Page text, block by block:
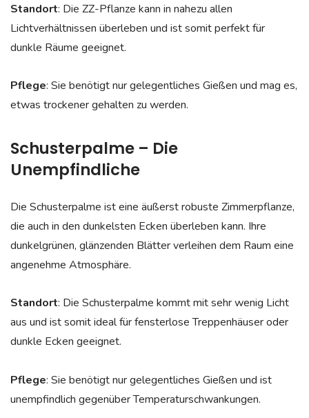
Standort: Die ZZ-Pflanze kann in nahezu allen
Lichtverhältnissen überleben und ist somit perfekt für
dunkle Räume geeignet.
Pflege: Sie benötigt nur gelegentliches Gießen und mag es,
etwas trockener gehalten zu werden.
Schusterpalme – Die
Unempfindliche
Die Schusterpalme ist eine äußerst robuste Zimmerpflanze,
die auch in den dunkelsten Ecken überleben kann. Ihre
dunkelgrünen, glänzenden Blätter verleihen dem Raum eine
angenehme Atmosphäre.
Standort: Die Schusterpalme kommt mit sehr wenig Licht
aus und ist somit ideal für fensterlose Treppenhäuser oder
dunkle Ecken geeignet.
Pflege: Sie benötigt nur gelegentliches Gießen und ist
unempfindlich gegenüber Temperaturschwankungen.